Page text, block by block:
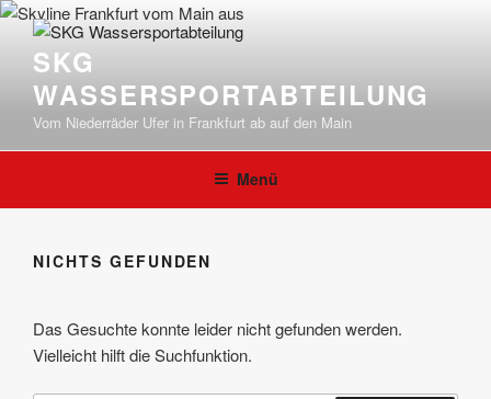
Zum
Inhalt
springenSKG
WASSERSPORTABTEILUNG
Vom Niederräder Ufer in Frankfurt ab auf den Main
Menü
NICHTS GEFUNDEN
Das Gesuchte konnte leider nicht gefunden werden.
Vielleicht hilft die Suchfunktion.